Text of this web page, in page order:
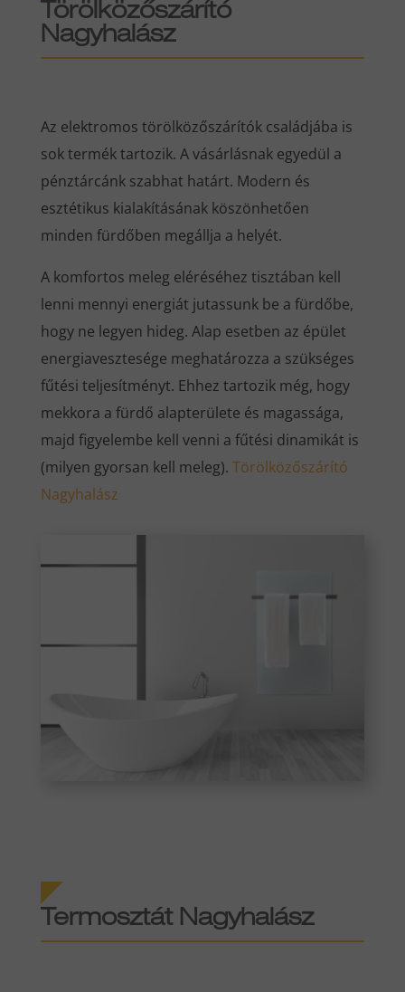
Törölközőszárító
Nagyhalász
Az elektromos törölközőszárítók családjába is
sok termék tartozik. A vásárlásnak egyedül a
pénztárcánk szabhat határt. Modern és
esztétikus kialakításának köszönhetően
minden fürdőben megállja a helyét.
A komfortos meleg eléréséhez tisztában kell
lenni mennyi energiát jutassunk be a fürdőbe,
hogy ne legyen hideg. Alap esetben az épület
energiavesztesége meghatározza a szükséges
fűtési teljesítményt. Ehhez tartozik még, hogy
mekkora a fürdő alapterülete és magassága,
majd figyelembe kell venni a fűtési dinamikát is
(milyen gyorsan kell meleg). Törölközőszárító
Nagyhalász
Termosztát Nagyhalász